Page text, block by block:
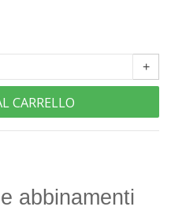
+
CARRELLO
abbinamenti